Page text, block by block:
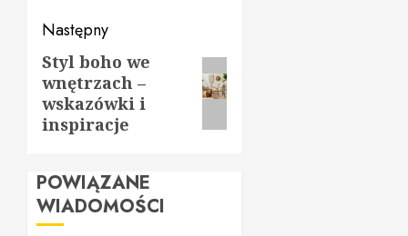
Zobacz
wpisy
Następny
Następny
wpis:
Styl boho we
wnętrzach –
wskazówki i
inspiracje
POWIĄZANE
WIADOMOŚCI